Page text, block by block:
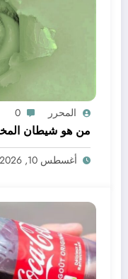
المحرر 0
من هو شيطان
أغسطس 10, 2026